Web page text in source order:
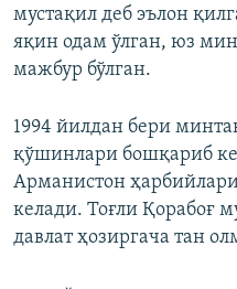
мустақил деб эълон
яқин одам ўлган, юз
мажбур бўлган.
1994 йилдан бери
қўшинлари бошқариб
Арманистон
келади. Тоғли Қорабоғ
давлат ҳозиргача тан